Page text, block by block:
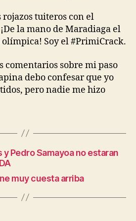
rojazos tuiteros con el
la mano de Maradiaga el
Soy el #PrimiCrack.
comentarios sobre mi paso
debo confesar que yo
pero nadie me hizo
y Pedro Samayoa no estaran
muy cuesta arriba